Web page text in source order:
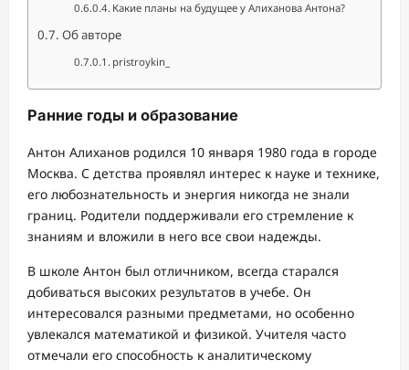
Какие планы на будущее у Алиханова Антона?
Об авторе
pristroykin_
Ранние годы и образование
Антон Алиханов родился 10 января 1980 года в городе
Москва. С детства проявлял интерес к науке и технике,
его любознательность и энергия никогда не знали
границ. Родители поддерживали его стремление к
знаниям и вложили в него все свои надежды.
В школе Антон был отличником, всегда старался
добиваться высоких результатов в учебе. Он
интересовался разными предметами, но особенно
увлекался математикой и физикой. Учителя часто
отмечали его способность к аналитическому